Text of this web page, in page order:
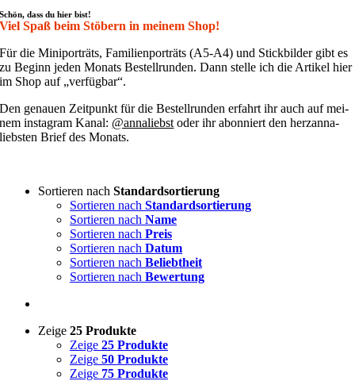
Schön, dass du hier bist!
Viel Spaß beim Stöbern in meinem Shop!
Für die Mini­por­träts, Fami­li­en­por­träts (A5-A4) und Stick­bil­der gibt es
zu Beginn jeden Monats Bestell­run­den. Dann stel­le ich die Arti­kel hier
im Shop auf „ver­füg­bar“.
Den genau­en Zeit­punkt für die Bestell­run­den erfahrt ihr auch auf mei­
nem insta­gram Kanal: @annaliebst oder ihr abon­niert den her­zan­na­
liebs­ten Brief des Monats.
Sortieren nach Standardsortierung
Sortieren nach Standardsortierung
Sortieren nach Name
Sortieren nach Preis
Sortieren nach Datum
Sortieren nach Beliebtheit
Sortieren nach Bewertung
Zeige 25 Produkte
Zeige 25 Produkte
Zeige 50 Produkte
Zeige 75 Produkte